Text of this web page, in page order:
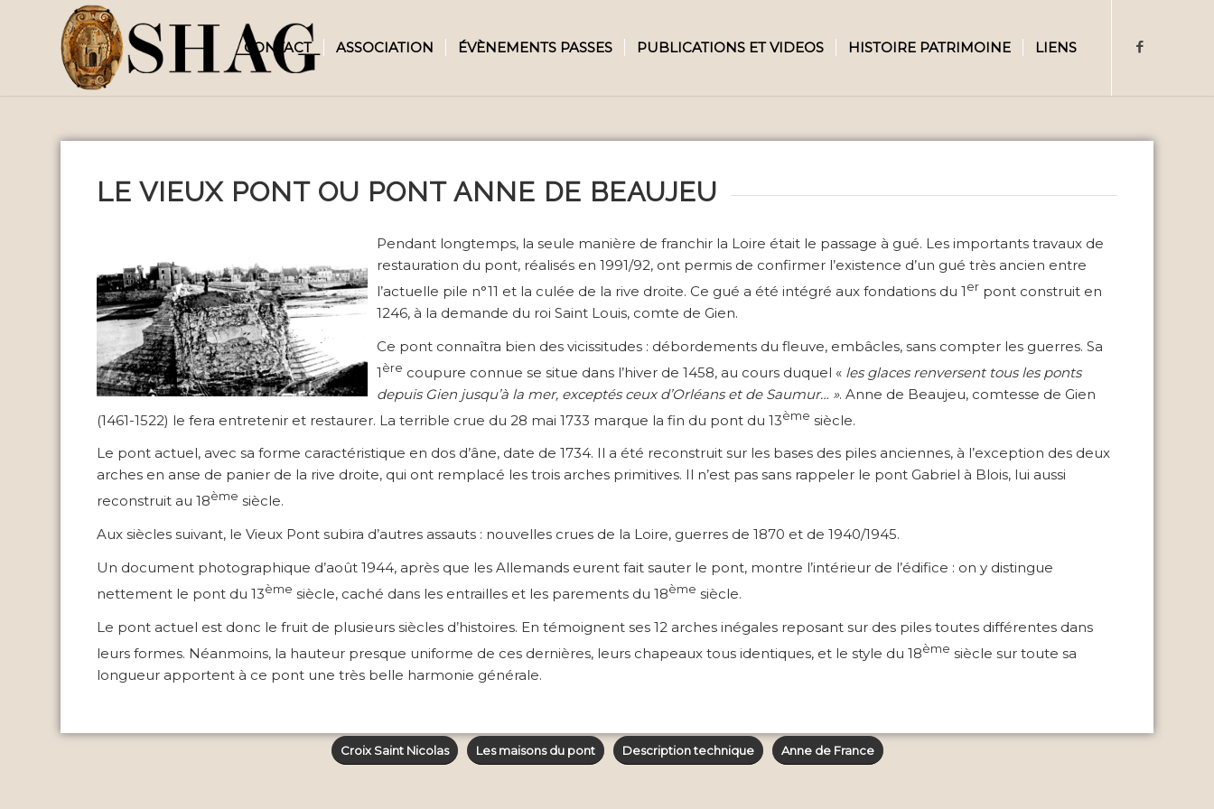
CONTACT ASSOCIATION ÉVÈNEMENTS PASSES PUBLICATIONS ET VIDEOS HISTOIRE PATRIMOINE LIENS
LE VIEUX PONT OU PONT ANNE DE BEAUJEU
Pendant longtemps, la seule manière de franchir la Loire était le passage à gué. Les importants travaux de
restauration du pont, réalisés en 1991/92, ont permis de confirmer l’existence d’un gué très ancien entre
l’actuelle pile n°11 et la culée de la rive droite. Ce gué a été intégré aux fondations du 1 er pont construit en
1246, à la demande du roi Saint Louis, comte de Gien.
Ce pont connaîtra bien des vicissitudes : débordements du fleuve, embâcles, sans compter les guerres. Sa
1 ère coupure connue se situe dans l’hiver de 1458, au cours duquel « les glaces renversent tous les ponts
depuis Gien jusqu’à la mer, exceptés ceux d’Orléans et de Saumur… ». Anne de Beaujeu, comtesse de Gien
(1461-1522) le fera entretenir et restaurer. La terrible crue du 28 mai 1733 marque la fin du pont du 13ème siècle.
Le pont actuel, avec sa forme caractéristique en dos d’âne, date de 1734. Il a été reconstruit sur les bases des piles anciennes, à l’exception des deux
arches en anse de panier de la rive droite, qui ont remplacé les trois arches primitives. Il n’est pas sans rappeler le pont Gabriel à Blois, lui aussi
reconstruit au 18ème siècle.
Aux siècles suivant, le Vieux Pont subira d’autres assauts : nouvelles crues de la Loire, guerres de 1870 et de 1940/1945.
Un document photographique d’août 1944, après que les Allemands eurent fait sauter le pont, montre l’intérieur de l’édifice : on y distingue
nettement le pont du 13ème siècle, caché dans les entrailles et les parements du 18ème siècle.
Le pont actuel est donc le fruit de plusieurs siècles d’histoires. En témoignent ses 12 arches inégales reposant sur des piles toutes différentes dans
leurs formes. Néanmoins, la hauteur presque uniforme de ces dernières, leurs chapeaux tous identiques, et le style du 18ème siècle sur toute sa
longueur apportent à ce pont une très belle harmonie générale.
Croix Saint Nicolas Les maisons du pont Description technique Anne de France